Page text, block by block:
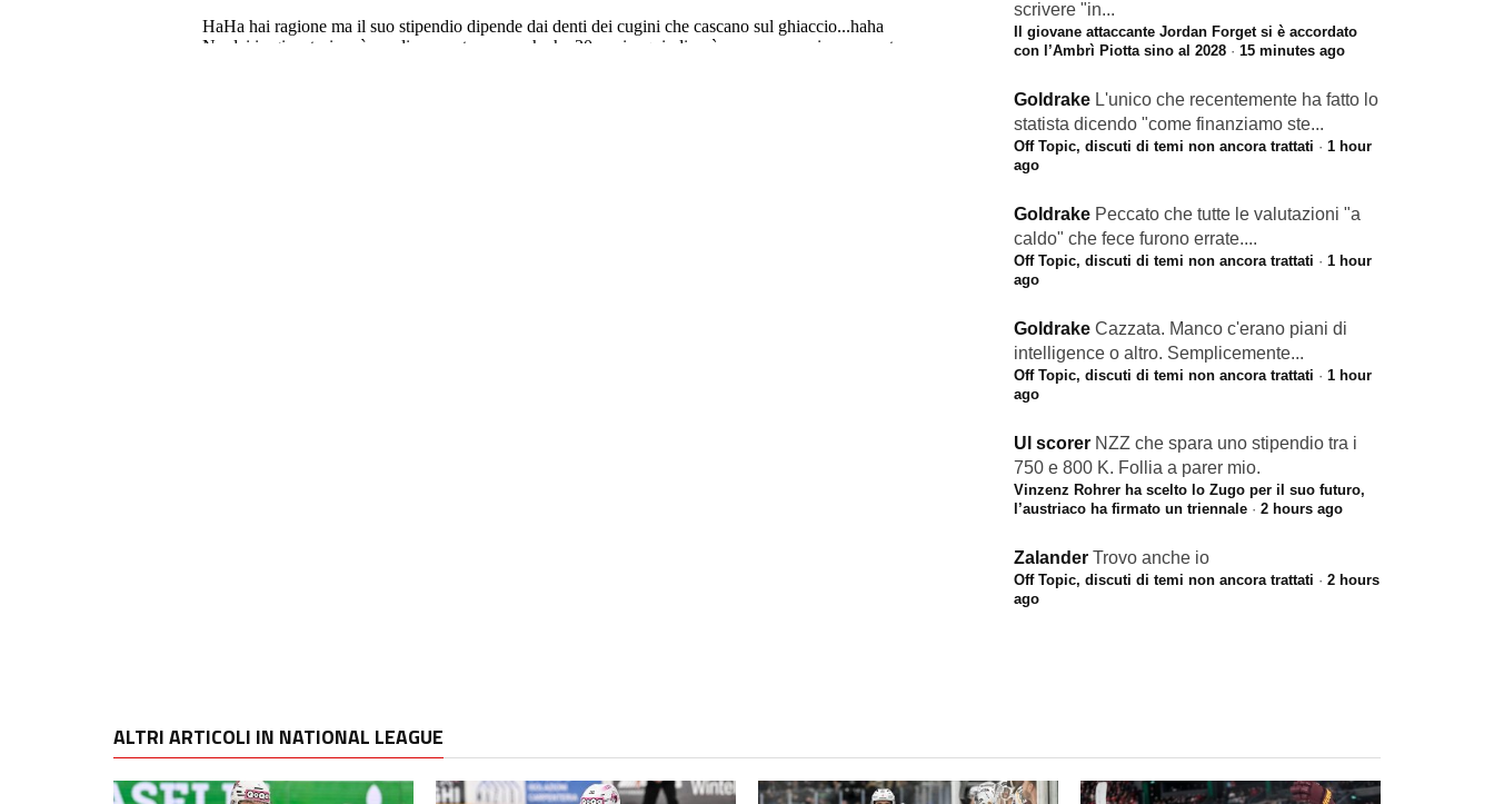
scrivere "in...
Il giovane attaccante Jordan Forget si è accordato
con l’Ambrì Piotta sino al 2028 · 15 minutes ago
Goldrake L'unico che recentemente ha fatto lo
statista dicendo "come finanziamo ste...
Off Topic, discuti di temi non ancora trattati · 1 hour
ago
Goldrake Peccato che tutte le valutazioni "a
caldo" che fece furono errate....
Off Topic, discuti di temi non ancora trattati · 1 hour
ago
Goldrake Cazzata. Manco c'erano piani di
intelligence o altro. Semplicemente...
Off Topic, discuti di temi non ancora trattati · 1 hour
ago
Ul scorer NZZ che spara uno stipendio tra i
750 e 800 K. Follia a parer mio.
Vinzenz Rohrer ha scelto lo Zugo per il suo futuro,
l’austriaco ha firmato un triennale · 2 hours ago
Zalander Trovo anche io
Off Topic, discuti di temi non ancora trattati · 2 hours
ago
ALTRI ARTICOLI IN NATIONAL LEAGUE